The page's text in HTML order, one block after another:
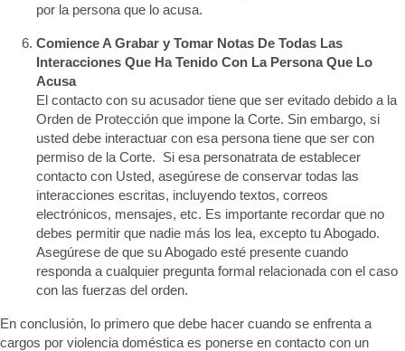
por la persona que lo acusa.
Comience A Grabar y Tomar Notas De Todas Las
Interacciones Que Ha Tenido Con La Persona Que Lo
Acusa
El contacto con su acusador tiene que ser evitado debido a la
Orden de Protección que impone la Corte. Sin embargo, si
usted debe interactuar con esa persona tiene que ser con
permiso de la Corte. Si esa personatrata de establecer
contacto con Usted, asegúrese de conservar todas las
interacciones escritas, incluyendo textos, correos
electrónicos, mensajes, etc. Es importante recordar que no
debes permitir que nadie más los lea, excepto tu Abogado.
Asegúrese de que su Abogado esté presente cuando
responda a cualquier pregunta formal relacionada con el caso
con las fuerzas del orden.
En conclusión, lo primero que debe hacer cuando se enfrenta a
cargos por violencia doméstica es ponerse en contacto con un